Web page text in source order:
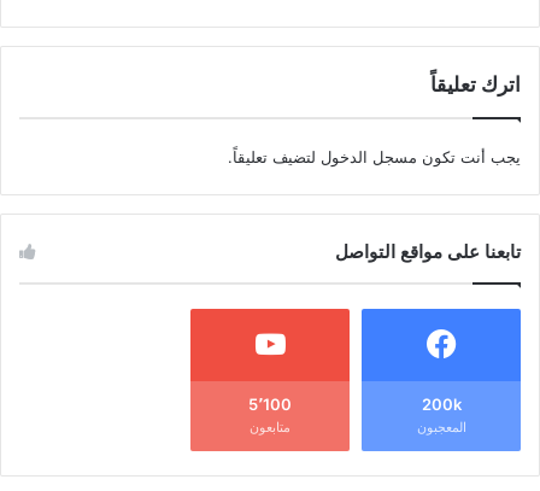
اترك تعليقاً
يجب أنت تكون مسجل الدخول لتضيف تعليقاً.
تابعنا على مواقع التواصل
200k
المعجبون
5٬100
متابعون